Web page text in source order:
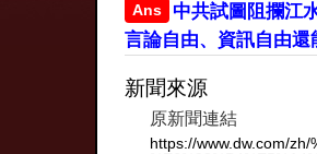
Ans
中共試圖阻攔江
言論自由、資訊自由還
新聞來源
原新聞連結
https://www.dw.com/zh/